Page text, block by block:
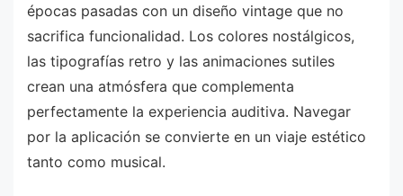
épocas pasadas con un diseño vintage que no
sacrifica funcionalidad. Los colores nostálgicos,
las tipografías retro y las animaciones sutiles
crean una atmósfera que complementa
perfectamente la experiencia auditiva. Navegar
por la aplicación se convierte en un viaje estético
tanto como musical.